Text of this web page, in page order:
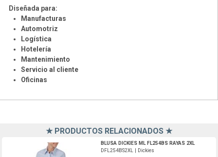
Diseñada para:
Manufacturas
Automotriz
Logística
Hotelería
Mantenimiento
Servicio al cliente
Oficinas
★ PRODUCTOS RELACIONADOS ★
BLUSA DICKIES ML FL254BS RAYAS 2XL
DFL254BS2XL | Dickies